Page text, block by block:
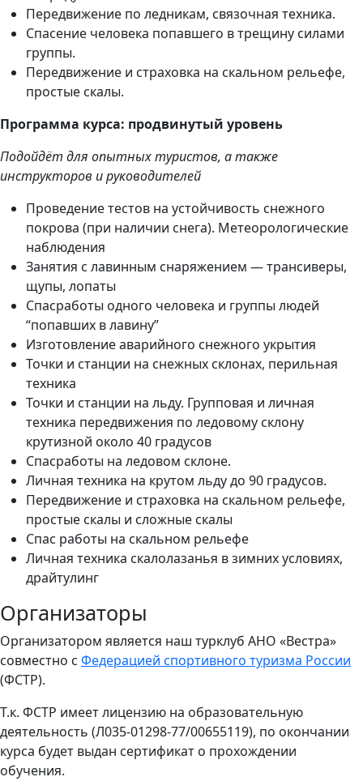
Передвижение по ледникам, связочная техника.
Спасение человека попавшего в трещину силами
группы.
Передвижение и страховка на скальном рельефе,
простые скалы.
Программа курса: продвинутый уровень
Подойдёт для опытных туристов, а также
инструкторов и руководителей
Проведение тестов на устойчивость снежного
покрова (при наличии снега). Метеорологические
наблюдения
Занятия с лавинным снаряжением — трансиверы,
щупы, лопаты
Спасработы одного человека и группы людей
“попавших в лавину”
Изготовление аварийного снежного укрытия
Точки и станции на снежных склонах, перильная
техника
Точки и станции на льду. Групповая и личная
техника передвижения по ледовому склону
крутизной около 40 градусов
Спасработы на ледовом склоне.
Личная техника на крутом льду до 90 градусов.
Передвижение и страховка на скальном рельефе,
простые скалы и сложные скалы
Спас работы на скальном рельефе
Личная техника скалолазанья в зимних условиях,
драйтулинг
Организаторы
Организатором является наш турклуб АНО «Вестра»
совместно с Федерацией спортивного туризма России
(ФСТР).
Т.к. ФСТР имеет лицензию на образовательную
деятельность (Л035-01298-77/00655119), по окончании
курса будет выдан сертификат о прохождении
обучения.